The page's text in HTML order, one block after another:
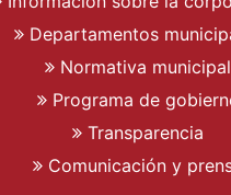
Departamentos
Normativa municipal
Programa de
Transparencia
Comunicación y